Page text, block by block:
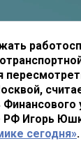
РФ Игорь
сегодня».